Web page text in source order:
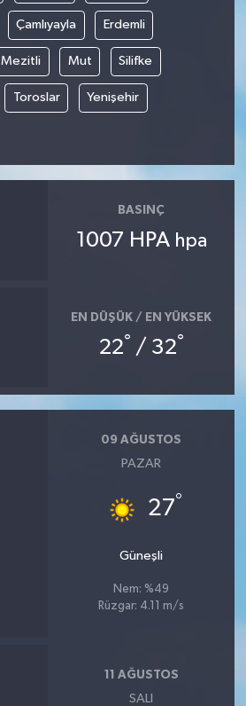
Çamlıyayla Erdemli
Mezitli Mut Silifke
Toroslar Yenişehir
BASINÇ
1007 HPA hpa
EN DÜŞÜK / EN YÜKSEK
22° / 32°
09 AĞUSTOS
PAZAR
27°
Güneşli
Nem: %49
Rüzgar: 4.11 m/s
11 AĞUSTOS
SALI